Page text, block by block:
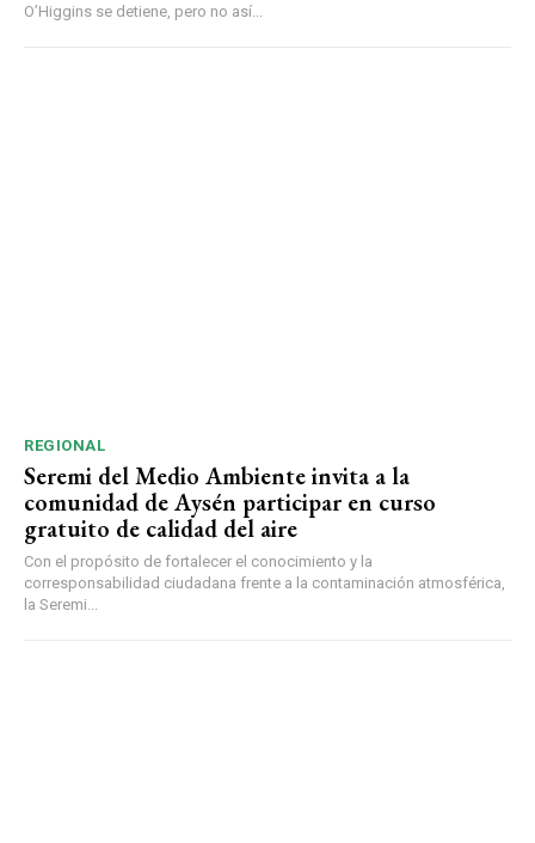
O’Higgins se detiene, pero no así...
REGIONAL
Seremi del Medio Ambiente invita a la
comunidad de Aysén participar en curso
gratuito de calidad del aire
Con el propósito de fortalecer el conocimiento y la
corresponsabilidad ciudadana frente a la contaminación atmosférica,
la Seremi...